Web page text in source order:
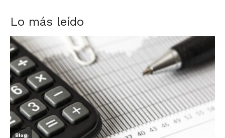
Lo más leído